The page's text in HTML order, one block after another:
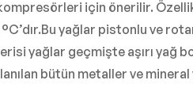
için önerilir.
yağlar pistonlu ve
yağlar geçmişte aşırı yağ
bütün metaller ve